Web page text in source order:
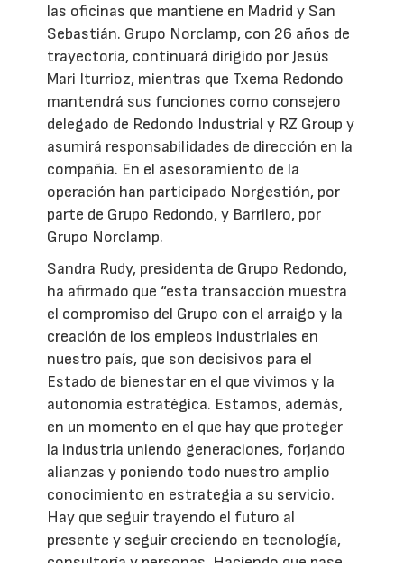
las oficinas que mantiene en Madrid y San
Sebastián. Grupo Norclamp, con 26 años de
trayectoria, continuará dirigido por Jesús
Mari Iturrioz, mientras que Txema Redondo
mantendrá sus funciones como consejero
delegado de Redondo Industrial y RZ Group y
asumirá responsabilidades de dirección en la
compañía. En el asesoramiento de la
operación han participado Norgestión, por
parte de Grupo Redondo, y Barrilero, por
Grupo Norclamp.
Sandra Rudy, presidenta de Grupo Redondo,
ha afirmado que “esta transacción muestra
el compromiso del Grupo con el arraigo y la
creación de los empleos industriales en
nuestro país, que son decisivos para el
Estado de bienestar en el que vivimos y la
autonomía estratégica. Estamos, además,
en un momento en el que hay que proteger
la industria uniendo generaciones, forjando
alianzas y poniendo todo nuestro amplio
conocimiento en estrategia a su servicio.
Hay que seguir trayendo el futuro al
presente y seguir creciendo en tecnología,